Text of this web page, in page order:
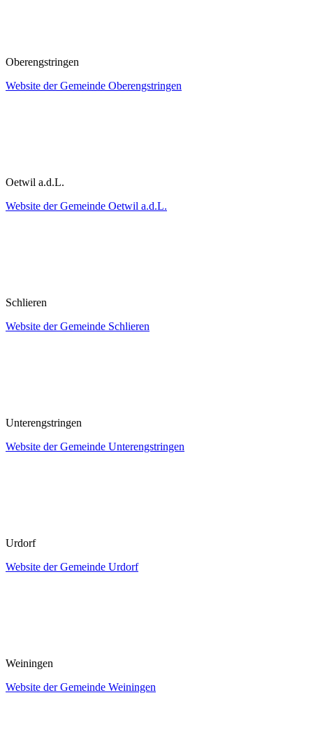
Oberengstringen
Website der Gemeinde Oberengstringen
Oetwil a.d.L.
Website der Gemeinde Oetwil a.d.L.
Schlieren
Website der Gemeinde Schlieren
Unterengstringen
Website der Gemeinde Unterengstringen
Urdorf
Website der Gemeinde Urdorf
Weiningen
Website der Gemeinde Weiningen